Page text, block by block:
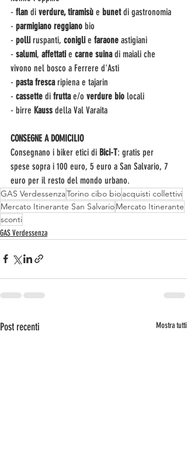
- flan di verdure, tiramisù e bunet di gastronomia
- parmigiano reggiano bio
- polli ruspanti, conigli e faraone astigiani
- salumi, affettati e carne suina di maiali che
vivono nel bosco a Ferrere d'Asti
- pasta fresca ripiena e tajarin
- cassette di frutta e/o verdure bio locali
- birre Kauss della Val Varaita
CONSEGNE A DOMICILIO
Consegnano i biker etici di Bici-T: gratis per
spese sopra i 100 euro, 5 euro a San Salvario, 7
euro per il resto del mondo urbano.
GAS VerdessenzaTorino cibo bioacquisti collettivi
Mercato Itinerante San SalvarioMercato Itinerante
sconti
GAS Verdessenza
Post recenti Mostra tutti